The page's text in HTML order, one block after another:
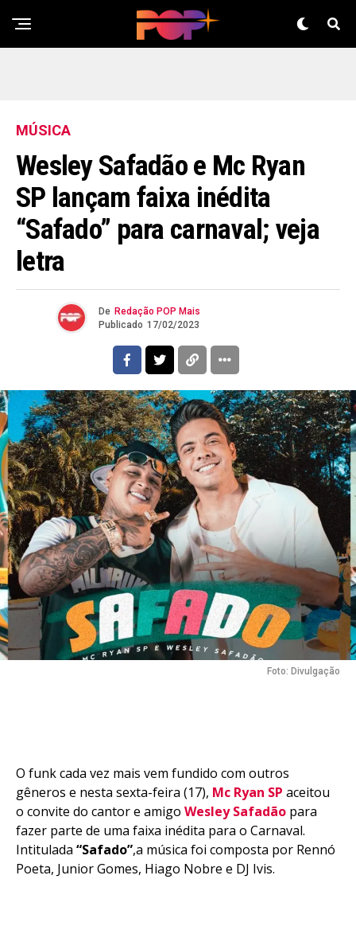
MÚSICA
Wesley Safadão e Mc Ryan
SP lançam faixa inédita
“Safado” para carnaval; veja
letra
De Redação POP Mais
Publicado 17/02/2023
Foto: Divulgação
O funk cada vez mais vem fundido com outros
gêneros e nesta sexta-feira (17), Mc Ryan SP aceitou
o convite do cantor e amigo Wesley Safadão para
fazer parte de uma faixa inédita para o Carnaval.
Intitulada “Safado”,a música foi composta por Rennó
Poeta, Junior Gomes, Hiago Nobre e DJ Ivis.
Flipboard
Reddit